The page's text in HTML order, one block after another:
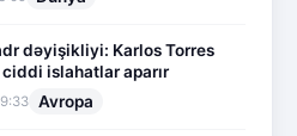
dəyişikliyi: Karlos Torres
islahatlar aparır
Avropa